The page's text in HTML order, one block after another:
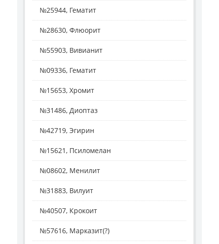
№25944, Гематит
№28630, Флюорит
№55903, Вивианит
№09336, Гематит
№15653, Хромит
№31486, Диоптаз
№42719, Эгирин
№15621, Псиломелан
№08602, Менилит
№31883, Вилуит
№40507, Крокоит
№57616, Марказит(?)